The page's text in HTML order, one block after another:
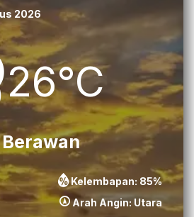
2026
26°C
Berawan
Kelembapan: 85%
Arah Angin: Utara